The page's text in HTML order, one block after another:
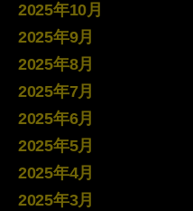
2025年10月
2025年9月
2025年8月
2025年7月
2025年6月
2025年5月
2025年4月
2025年3月